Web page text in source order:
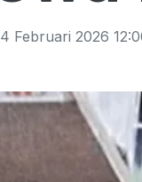
Februari 2026